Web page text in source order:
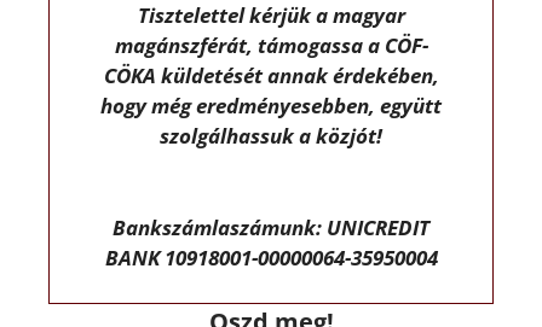
Tisztelettel kérjük a magyar
magánszférát, támogassa a CÖF-
CÖKA küldetését annak érdekében,
hogy még eredményesebben, együtt
szolgálhassuk a közjót!
Bankszámlaszámunk: UNICREDIT
BANK 10918001-00000064-35950004